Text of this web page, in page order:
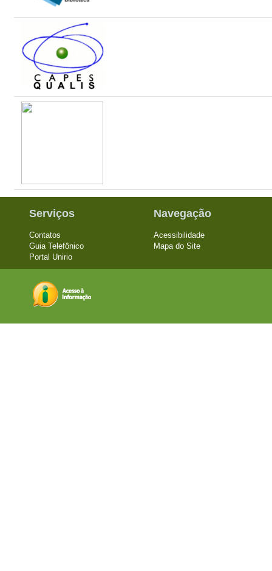
Serviços
Contatos
Guia Telefônico
Portal Unirio
Navegação
Acessibilidade
Mapa do Site